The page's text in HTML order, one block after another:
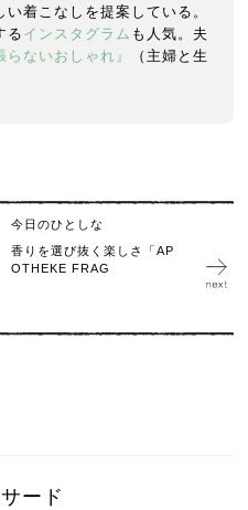
着こなしを提案している。
る インスタグラム も人気。夫
らないおしゃれ』
（主婦と生
今日のひとしな
香りを選び抜く楽しさ「AP
OTHEKE FRAG
ード